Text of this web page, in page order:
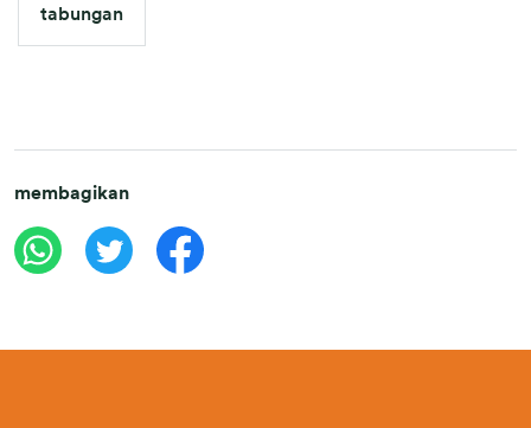
tabungan
membagikan